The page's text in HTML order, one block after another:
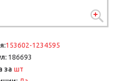
153602-1234595
186693
за шт